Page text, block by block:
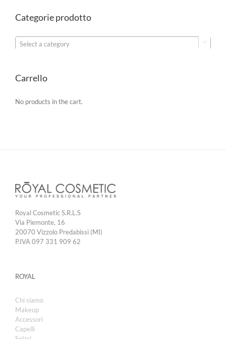
Categorie prodotto
Select a category 
Carrello
No products in the cart.
Royal Cosmetic S.R.L.S
Via Piemonte, 16
20070 Vizzolo Predabissi (MI)
P.IVA 097 331 909 62
ROYAL
Chi siamo
Makeup
Accessori
Capelli